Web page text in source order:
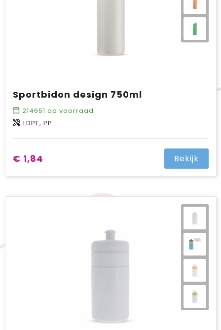
Sportbidon design 750ml
214651 op voorraad
LDPE, PP
€ 1,84 Bekijk